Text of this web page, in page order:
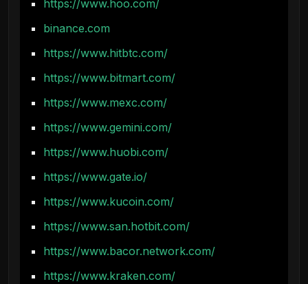
https://www.hoo.com/
binance.com
https://www.hitbtc.com/
https://www.bitmart.com/
https://www.mexc.com/
https://www.gemini.com/
https://www.huobi.com/
https://www.gate.io/
https://www.kucoin.com/
https://www.san.hotbit.com/
https://www.bacor.network.com/
https://www.kraken.com/